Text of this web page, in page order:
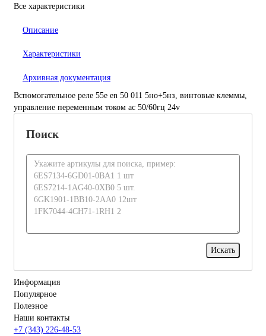
Все характеристики
Описание
Характеристики
Архивная документация
Вспомогательное реле 55e en 50 011 5но+5нз, винтовые клеммы,
управление переменным током ac 50/60гц 24v
Поиск
Информация
Популярное
Полезное
Наши контакты
+7 (343) 226-48-53